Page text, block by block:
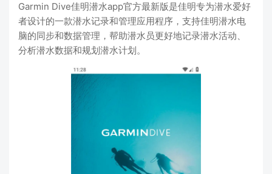
Garmin Dive佳明潜水app官方最新版是佳明专为潜水爱好
者设计的一款潜水记录和管理应用程序，支持佳明潜水电
脑的同步和数据管理，帮助潜水员更好地记录潜水活动、
分析潜水数据和规划潜水计划。